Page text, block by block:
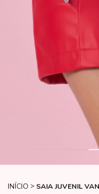
INÍCIO SAIA JUVENIL